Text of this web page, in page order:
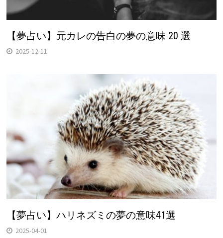
【夢占い】元カレの告白の夢の意味 20 選
2025-12-11
【夢占い】ハリネズミの夢の意味41選
2025-04-01